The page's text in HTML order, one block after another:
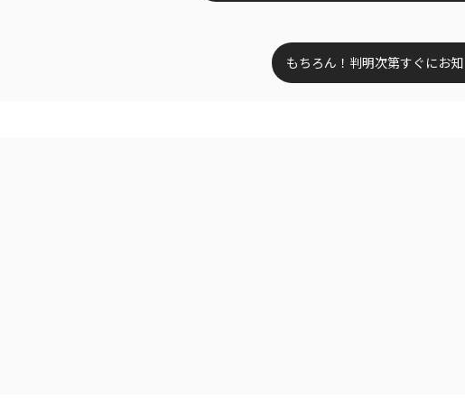
もちろん！判明次第すぐにお知